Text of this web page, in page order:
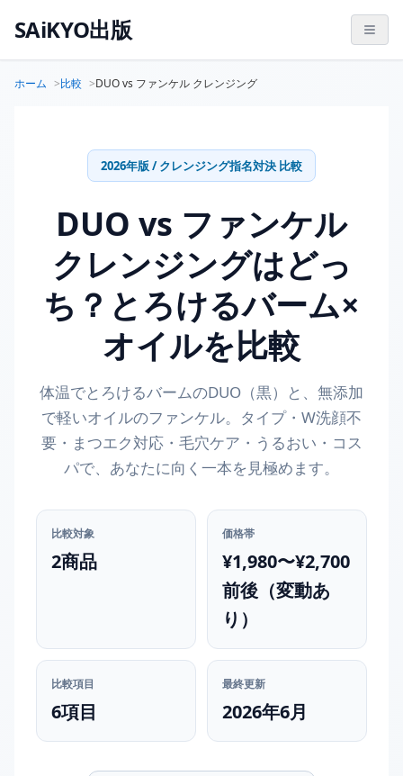
SAiKYO出版
ホーム 比較 DUO vs ファンケル クレンジング
2026年版 / クレンジング指名対決 比較
DUO vs ファンケル
クレンジングはどっ
ち？とろけるバーム×
オイルを比較
体温でとろけるバームのDUO（黒）と、無添加
で軽いオイルのファンケル。タイプ・W洗顔不
要・まつエク対応・毛穴ケア・うるおい・コス
パで、あなたに向く一本を見極めます。
比較対象
2商品
価格帯
¥1,980〜¥2,700
前後（変動あ
り）
比較項目
6項目
最終更新
2026年6月